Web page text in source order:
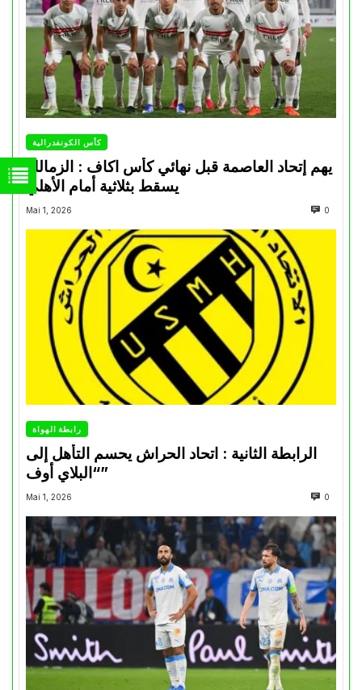
كأس الكونفدرالية
يهم إتحاد العاصمة قبل نهائي كأس اكاف : الزمالك
Mai 1, 2026 0
رابطة الهواة
الرابطة الثانية : اتحاد الحراش يحسم التأهل إلى
“البلاي أوف”
Mai 1, 2026 0